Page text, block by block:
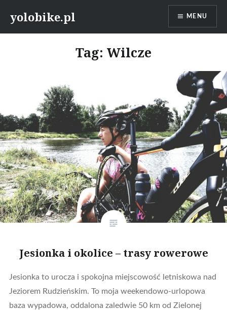
yolobike.pl MENU
Tag: Wilcze
Jesionka i okolice – trasy rowerowe
Jesionka to urocza i spokojna miejscowość letniskowa nad
Jeziorem Rudzieńskim. To moja weekendowo-urlopowa
baza wypadowa, oddalona zaledwie 50 km od Zielonej